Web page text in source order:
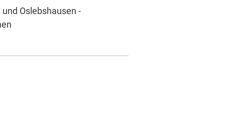
Oslebshausen -